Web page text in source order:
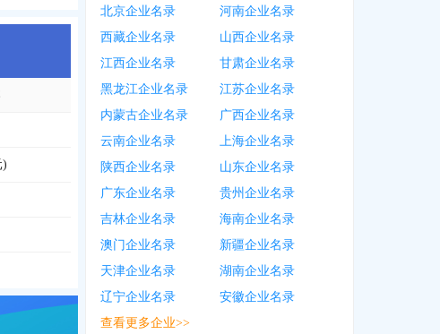
)
北京企业名录
河南企业名录
西藏企业名录
山西企业名录
江西企业名录
甘肃企业名录
黑龙江企业名录
江苏企业名录
内蒙古企业名录
广西企业名录
云南企业名录
上海企业名录
陕西企业名录
山东企业名录
广东企业名录
贵州企业名录
吉林企业名录
海南企业名录
澳门企业名录
新疆企业名录
天津企业名录
湖南企业名录
辽宁企业名录
安徽企业名录
查看更多企业>>